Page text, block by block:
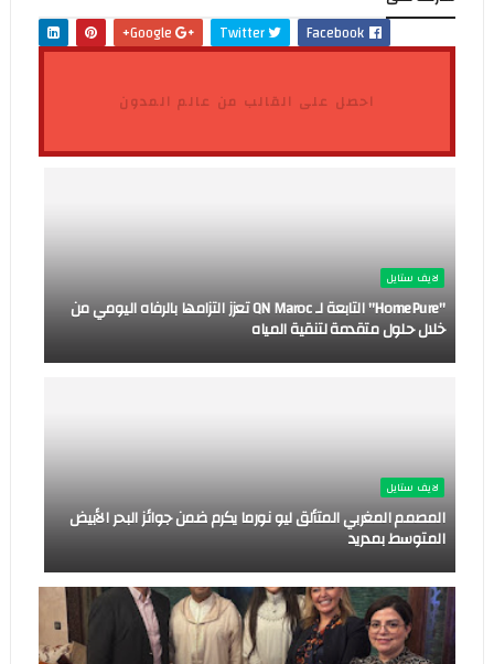
Facebook
Twitter
احصل على القالب من عالم المدون
لايف ستايل
"HomePure" التابعة لـ QN Maroc تعزز التزامها بالرفاه اليومي من
خلال حلول متقدمة لتنقية المياه
لايف ستايل
المصمم المغربي المتألق ليو نورما يكرم ضمن جوائز البحر الأبيض
المتوسط بمدريد